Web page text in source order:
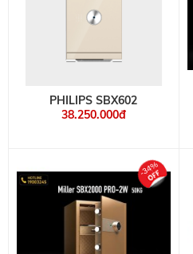
PHILIPS SBX602
38.250.000đ
-34%